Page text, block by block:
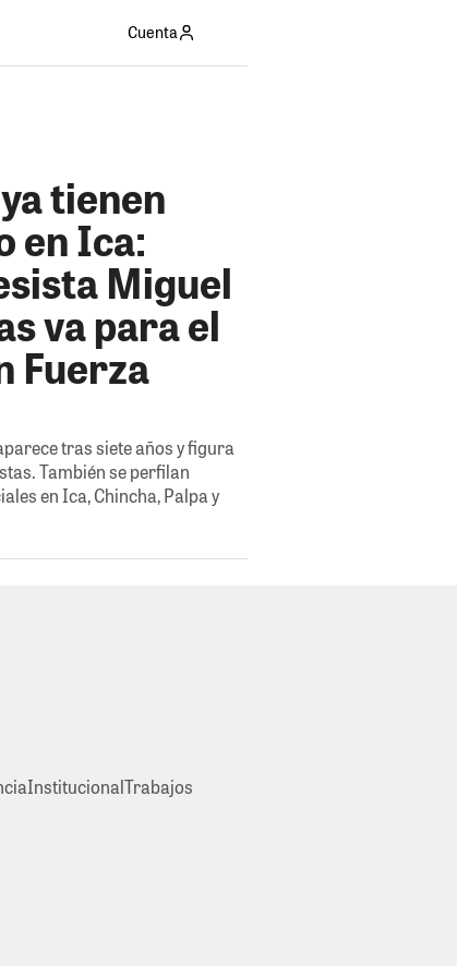
Cuenta
tienen
en Ica:
Miguel
va para el
Fuerza
tras siete años y figura
También se perfilan
en Ica, Chincha, Palpa y
InstitucionalTrabajos